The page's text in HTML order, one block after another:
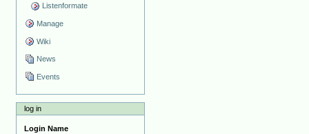
Listenformate
Manage
Wiki
News
Events
log in
Login Name